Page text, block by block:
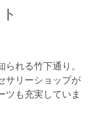
られる竹下通り。
サリーショップが
ツも充実していま